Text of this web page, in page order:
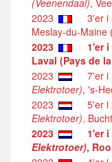
2023
3'er i
Meslay-du-Maine
2023
1'er
Laval (Pays de
2023
7'er i
Elektrotoer), 's-
2023
5'er i
Elektrotoer),
2023
1'er i
Elektrotoer),